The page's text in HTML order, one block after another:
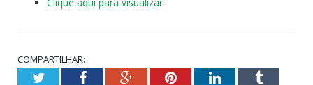
COMPARTILHAR:
TwitterFacebookGoogle+PinterestLinkedInTumblr